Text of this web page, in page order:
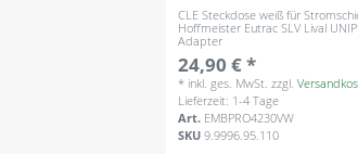
CLE Steckdose weiß für
Hoffmeister Eutrac SLV Lival
Adapter
24,90 € *
* inkl. ges. MwSt. zzgl.
Lieferzeit: 1-4 Tage
Art. EMBPRO4230VW
SKU9.9996.95.110